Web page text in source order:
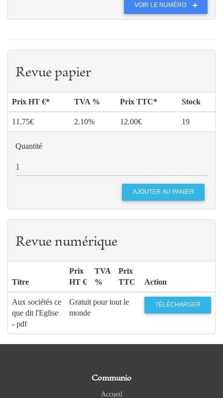
VOIR LE NUMÉRO
Revue papier
Prix HT €* TVA % Prix TTC* Stock
11.75€ 2.10% 12.00€ 19
Quantité
Revue numérique
Titre
Prix
HT €
TVA
%
Prix
TTC
Action
Aux sociétés ce
que dit l'Eglise
- pdf
Gratuit pour tout le
monde
TÉLÉCHARGER
Communio
Accueil